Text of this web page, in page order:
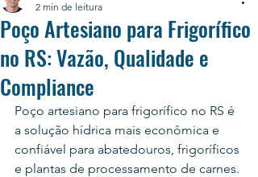
Poço Artesiano para Frigorífico
no RS: Vazão, Qualidade e
Compliance
2 min de leitura
Poço artesiano para frigorífico no RS é
a solução hídrica mais econômica e
confiável para abatedouros, frigoríficos
e plantas de processamento de carnes.